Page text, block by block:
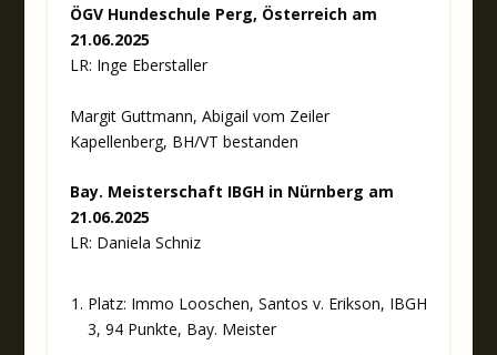
ÖGV Hundeschule Perg, Österreich am
21.06.2025
LR: Inge Eberstaller
Margit Guttmann, Abigail vom Zeiler
Kapellenberg, BH/VT bestanden
Bay. Meisterschaft IBGH in Nürnberg am
21.06.2025
LR: Daniela Schniz
Platz: Immo Looschen, Santos v. Erikson, IBGH
3, 94 Punkte, Bay. Meister